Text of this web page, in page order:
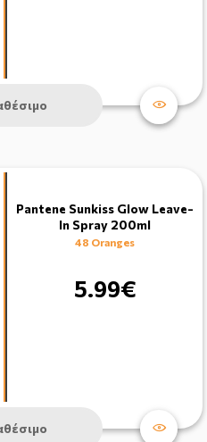
Pantene Sunkiss Glow Leave-
In Spray 200ml
48 Oranges
5.99€